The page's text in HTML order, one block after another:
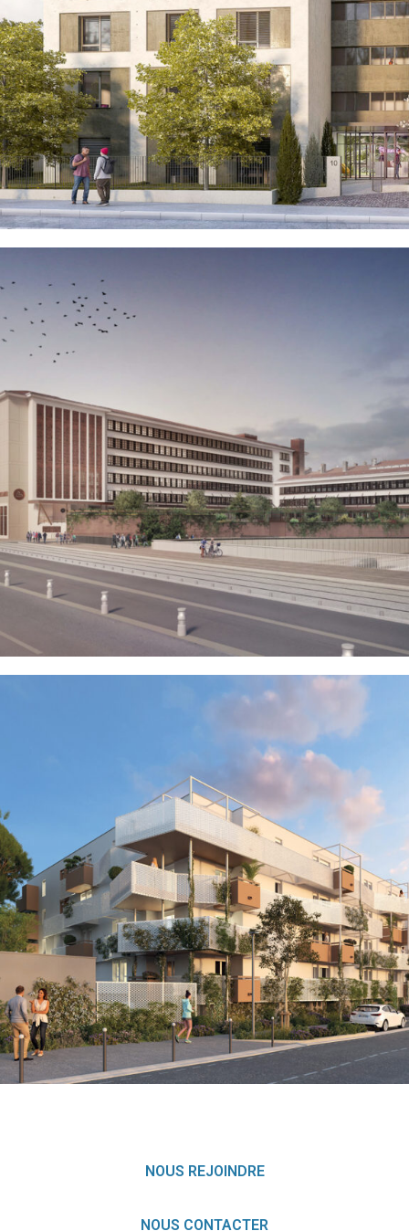
LYON 9ÈME
EN SAVOIR+
LYON (69)
+
MONTPELLIER (34)
EN SAVOIR
NOUS REJOINDRE
NOUS CONTACTER